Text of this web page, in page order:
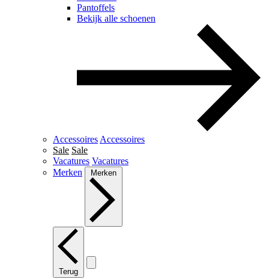
Pantoffels
Bekijk alle schoenen
Accessoires Accessoires
Sale Sale
Vacatures Vacatures
Merken
Merken
Terug